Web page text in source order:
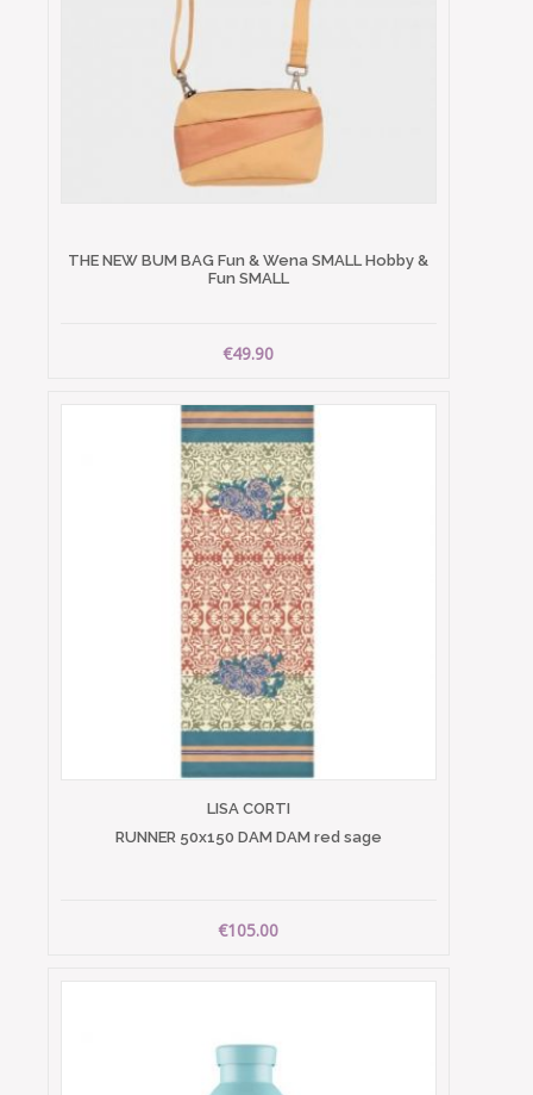
THE NEW BUM BAG Fun & Wena SMALL Hobby &
Fun SMALL
€49.90
LISA CORTI
RUNNER 50x150 DAM DAM red sage
€105.00